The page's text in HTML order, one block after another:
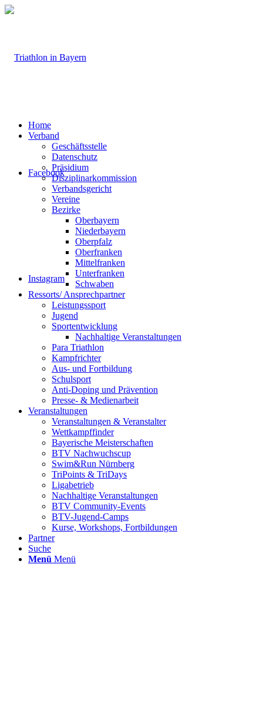
Facebook
Instagram
Home
Verband
Geschäftsstelle
Datenschutz
Präsidium
Disziplinarkommission
Verbandsgericht
Vereine
Bezirke
Oberbayern
Niederbayern
Oberpfalz
Oberfranken
Mittelfranken
Unterfranken
Schwaben
Ressorts/ Ansprechpartner
Leistungssport
Jugend
Sportentwicklung
Nachhaltige Veranstaltungen
Para Triathlon
Kampfrichter
Aus- und Fortbildung
Schulsport
Anti-Doping und Prävention
Presse- & Medienarbeit
Veranstaltungen
Veranstaltungen & Veranstalter
Wettkampffinder
Bayerische Meisterschaften
BTV Nachwuchscup
Swim&Run Nürnberg
TriPoints & TriDays
Ligabetrieb
Nachhaltige Veranstaltungen
BTV Community-Events
BTV-Jugend-Camps
Kurse, Workshops, Fortbildungen
Partner
Suche
Menü Menü